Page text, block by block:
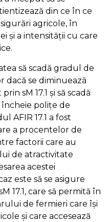
din ce în ce
agricole, în
și a intensității cu care
să scadă gradul de
dacă se diminuează
sM 17.1 și să scadă
polițe de
AFIR 17.1 a fost
a procentelor de
factorii care au
de atractivitate
acestei
este să se asigure
17.1, care să permită în
de fermieri care își
și care accesează